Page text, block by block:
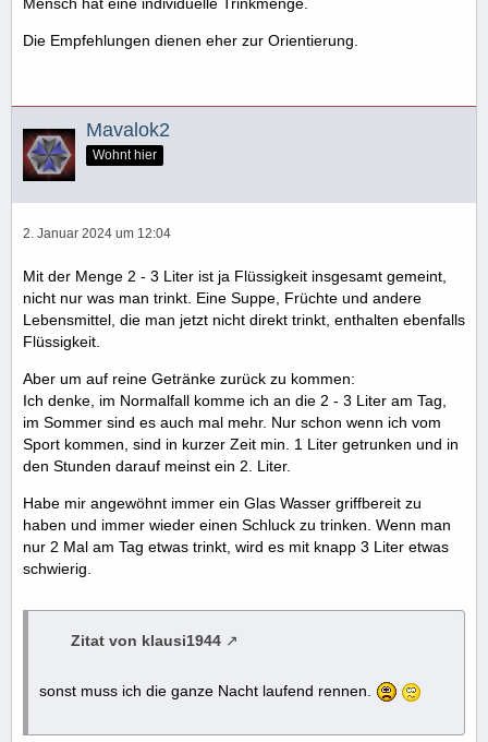
Mensch hat eine individuelle Trinkmenge.
Die Empfehlungen dienen eher zur Orientierung.
Mavalok2
Wohnt hier
2. Januar 2024 um 12:04
Mit der Menge 2 - 3 Liter ist ja Flüssigkeit insgesamt gemeint,
nicht nur was man trinkt. Eine Suppe, Früchte und andere
Lebensmittel, die man jetzt nicht direkt trinkt, enthalten ebenfalls
Flüssigkeit.
Aber um auf reine Getränke zurück zu kommen:
Ich denke, im Normalfall komme ich an die 2 - 3 Liter am Tag,
im Sommer sind es auch mal mehr. Nur schon wenn ich vom
Sport kommen, sind in kurzer Zeit min. 1 Liter getrunken und in
den Stunden darauf meinst ein 2. Liter.
Habe mir angewöhnt immer ein Glas Wasser griffbereit zu
haben und immer wieder einen Schluck zu trinken. Wenn man
nur 2 Mal am Tag etwas trinkt, wird es mit knapp 3 Liter etwas
schwierig.
Zitat von klausi1944
sonst muss ich die ganze Nacht laufend rennen.